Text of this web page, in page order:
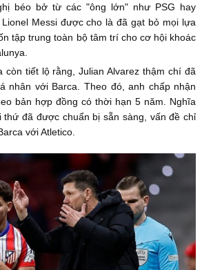
béo bở từ các "ông lớn" như PSG hay
Lionel Messi được cho là đã gạt bỏ mọi lựa
tập trung toàn bộ tâm trí cho cơ hội khoác
còn tiết lộ rằng, Julian Alvarez thậm chí đã
nhân với Barca. Theo đó, anh chấp nhận
bản hợp đồng có thời hạn 5 năm. Nghĩa
thứ đã được chuẩn bị sẵn sàng, vấn đề chỉ
với Atletico.